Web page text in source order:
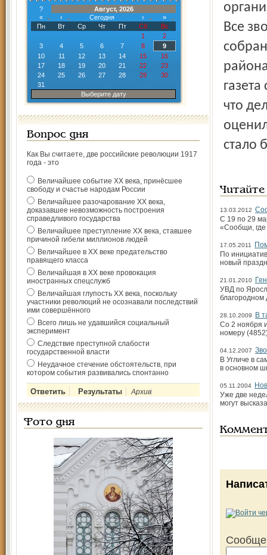
?
Август, 2026
«
‹ Сегодня ›
»
Пн
Вт Ср Чт Пт Сб
Вс
1
2
3
4 5 6 7 8
9
10
11 12 13 14 15
16
17
18 19 20 21 22
23
24
25 26 27 28 29
30
31
Выберите дату
Вопрос дня
Как Вы считаете, две российские революции 1917
года - это
Величайшее событие ХХ века, принёсшее
свободу и счастье народам России
Величайшее разочарование ХХ века,
доказавшее невозможность построения
справедливого государства
Величайшее преступление ХХ века, ставшее
причиной гибели миллионов людей
Величайшее в ХХ веке предательство
правящего класса
Величайшая в ХХ веке провокация
иностранных спецслужб
Величайшая глупость ХХ века, поскольку
участники революций не осознавали последствий
ими совершённого
Всего лишь не удавшийся социальный
эксперимент
Следствие преступной слабости
государственной власти
Неудачное стечение обстоятельств, при
котором события развивались спонтанно
Архив
Фото дня
Все
что
стало
13.03.2012
С 19 по 29
«Сообщи, где
17.05.2011
По
новый
21.01.2010
УВД по
благородном
28.10.2009
В
Со 2 ноября
номеру
04.12.2007
В Угличе в
в основном
05.11.2004
Уже две
могут